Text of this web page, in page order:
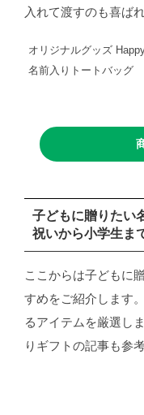
入れて渡すのも喜ば
オリジナルグッズ
名前入りトートバッグ
子どもに贈りたい
祝いから小学生ま
ここからは子どもに
すめをご紹介します
るアイテムを厳選し
りギフトの記事も参